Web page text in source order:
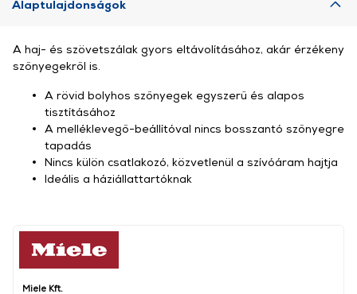
Alaptulajdonságok
Miele Kft.
A haj- és szövetszálak gyors eltávolításához, akár érzékeny
szőnyegekről is.
A rövid bolyhos szőnyegek egyszerű és alapos
tisztításához
A melléklevegő-beállítóval nincs bosszantó szőnyegre
tapadás
Nincs külön csatlakozó, közvetlenül a szívóáram hajtja
Ideális a háziállattartóknak